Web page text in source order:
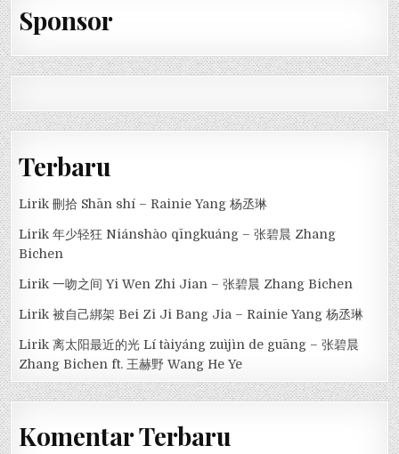
Sponsor
Terbaru
Lirik 刪拾 Shān shí – Rainie Yang 杨丞琳
Lirik 年少轻狂 Niánshào qīngkuáng – 张碧晨 Zhang
Bichen
Lirik 一吻之间 Yi Wen Zhi Jian – 张碧晨 Zhang Bichen
Lirik 被自己綁架 Bei Zi Ji Bang Jia – Rainie Yang 杨丞琳
Lirik 离太阳最近的光 Lí tàiyáng zuìjìn de guāng – 张碧晨
Zhang Bichen ft. 王赫野 Wang He Ye
Komentar Terbaru